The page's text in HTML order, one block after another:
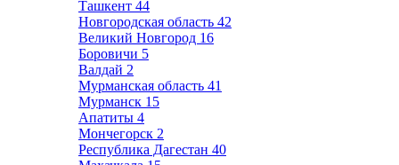
Ташкент 44
Новгородская область 42
Великий Новгород 16
Боровичи 5
Валдай 2
Мурманская область 41
Мурманск 15
Апатиты 4
Мончегорск 2
Республика Дагестан 40